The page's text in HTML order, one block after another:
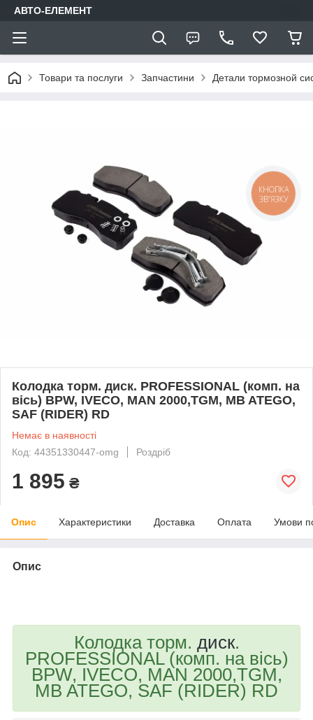
АВТО-ЕЛЕМЕНТ
Товари та послуги Запчастини Детали тормозной
Колодка торм. диск. PROFESSIONAL (комп. на
вісь) BPW, IVECO, MAN 2000,TGM, MB ATEGO,
SAF (RIDER) RD
Немає в наявності
Код: 44351330447-omg
Роздріб
1 895 ₴
Опис Характеристики Доставка Оплата Умови
Опис
Колодка торм. диск.
PROFESSIONAL (комп. на вісь)
BPW, IVECO, MAN 2000,TGM,
MB ATEGO, SAF (RIDER) RD
КНОПКА
ЗВ'ЯЗКУ